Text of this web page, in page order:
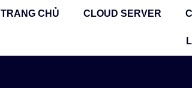
TRANG CHỦ CLOUD SERVER